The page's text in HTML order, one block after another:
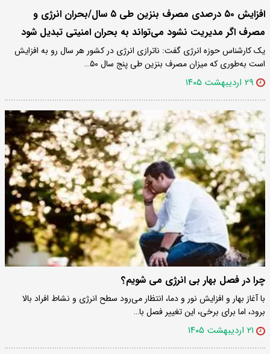
افزایش ۵۰ درصدی مصرف بنزین طی ۵ سال/بحران انرژی و
مصرف اگر مدیریت نشود می‌تواند به بحران امنیتی تبدیل شود
یک کارشناس حوزه انرژی گفت: ناترازی انرژی در کشور هر سال رو به افزایش
است به‌طوری که میزان مصرف بنزین طی پنج سال ۵۰…
۲۹ اردیبهشت ۱۴۰۵
چرا در فصل بهار بی انرژی می شویم؟
با آغاز بهار و افزایش نور و دما، انتظار می‌رود سطح انرژی و نشاط افراد بالا
برود، اما برای برخی، این تغییر فصل با…
۲۱ اردیبهشت ۱۴۰۵